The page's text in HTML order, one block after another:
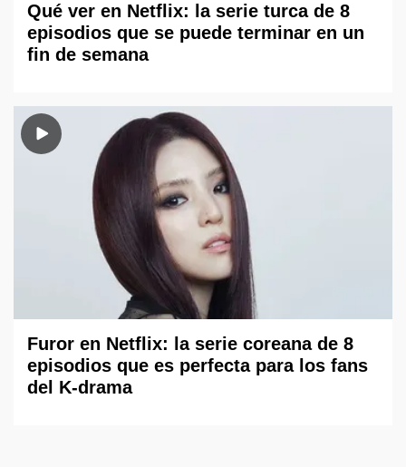
Qué ver en Netflix: la serie turca de 8
episodios que se puede terminar en un
fin de semana
Furor en Netflix: la serie coreana de 8
episodios que es perfecta para los fans
del K-drama